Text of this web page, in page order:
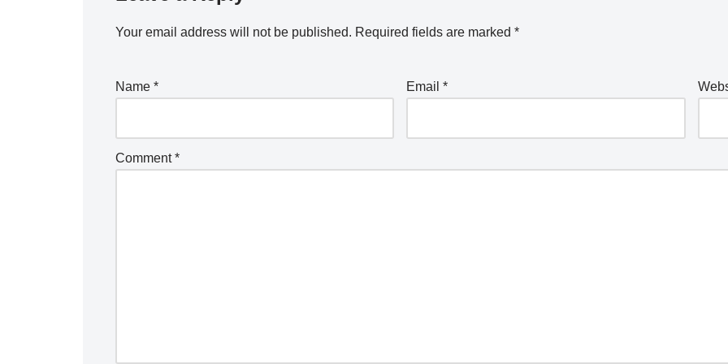
Your email address will not be published. Required fields are marked *
Name * Email*
Comment*